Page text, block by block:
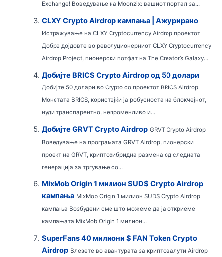
Exchange! Воведување на Moonzix: вашиот портал за...
CLXY Crypto Airdrop кампања | Ажурирано
Истражување на CLXY Cryptocurrency Airdrop проектот
Добре дојдовте во револуционерниот CLXY Cryptocurrency
Airdrop Project, пионерски потфат на The Creator’s Galaxy...
Добијте BRICS Crypto Airdrop од 50 долари
Добијте 50 долари во Crypto со проектот BRICS Airdrop
Монетата BRICS, користејќи ја робусноста на блокчејнот,
нуди транспарентно, непроменливо и...
Добијте GRVT Crypto Airdrop GRVT Crypto Airdrop
Воведување на програмата GRVT Airdrop, пионерски
проект на GRVT, криптохибридна размена од следната
генерација за тргување со...
MixMob Origin 1 милион SUD$ Crypto Airdrop
кампања MixMob Origin 1 милион SUD$ Crypto Airdrop
кампања Возбудени сме што можеме да ја откриеме
кампањата MixMob Origin 1 милион...
SuperFans 40 милиони $ FAN Token Crypto
Airdrop Влезете во авантурата за криптовалути Airdrop